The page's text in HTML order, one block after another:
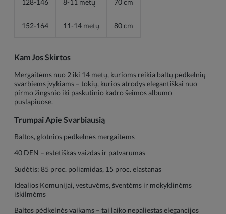
128-146 8-11 metų 70 cm
152-164 11-14 metų 80 cm
Kam Jos Skirtos
Mergaitėms nuo 2 iki 14 metų, kurioms reikia baltų pėdkelnių
svarbiems įvykiams – tokių, kurios atrodys elegantiškai nuo
pirmo žingsnio iki paskutinio kadro šeimos albumo
puslapiuose.
Trumpai Apie Svarbiausią
Baltos, glotnios pėdkelnės mergaitėms
40 DEN – estetiškas vaizdas ir patvarumas
Sudėtis: 85 proc. poliamidas, 15 proc. elastanas
Idealios Komunijai, vestuvėms, šventėms ir mokyklinėms
iškilmėms
Baltos pėdkelnės vaikams – tai laiko nepaliestas elegancijos